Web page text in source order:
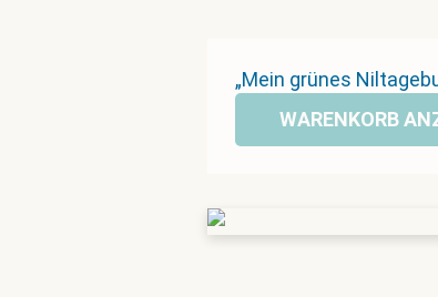
„Mein grünes
WARENKORB